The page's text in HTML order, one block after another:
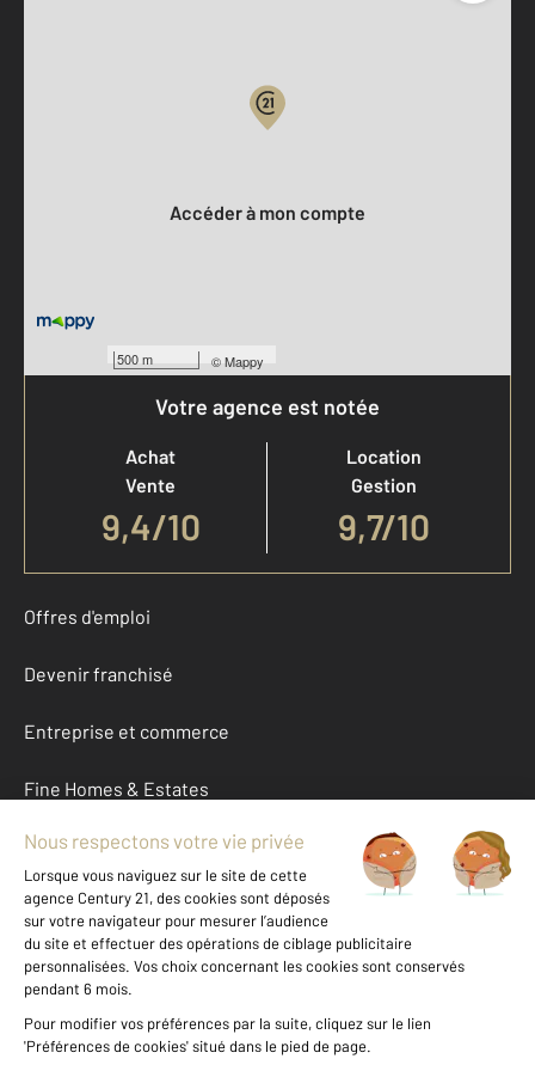
500 m ©Mappy
Accéder à mon compte
Votre agence est notée
Achat
Vente
9,4/10
Location
Gestion
9,7/10
Offres d'emploi
Devenir franchisé
Entreprise et commerce
Fine Homes & Estates
À propos
International
Nous contacter